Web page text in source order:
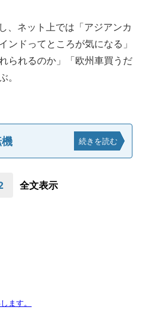
、ネット上では「アジアンカ
ンドってところが気になる」
られるのか」「欧州車買うだ
。
続きを読む
全文表示